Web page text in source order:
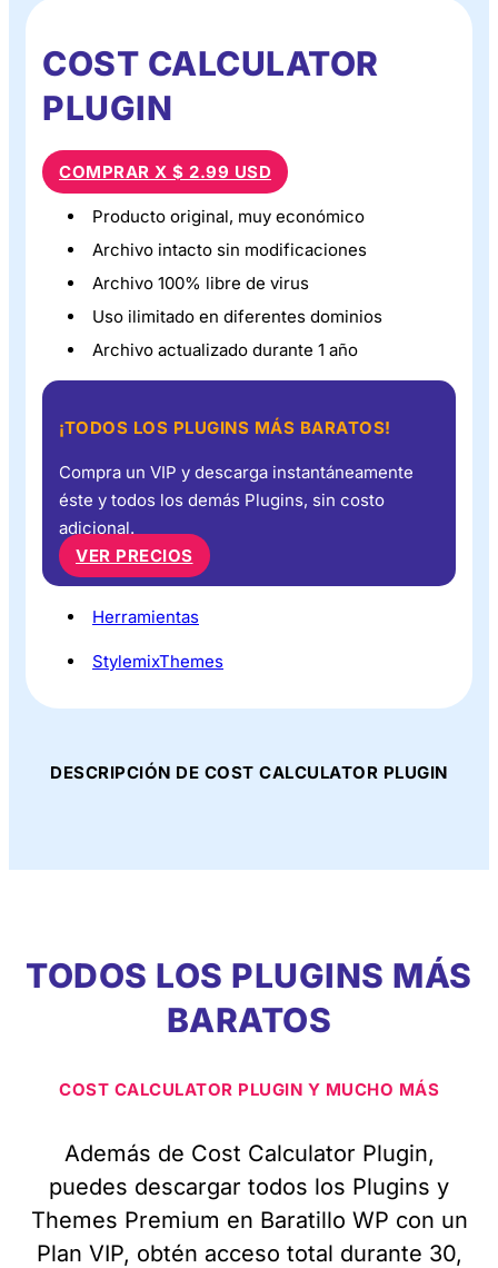
COST CALCULATOR
PLUGIN
COMPRAR X $ 2.99 USD
Producto original, muy económico
Archivo intacto sin modificaciones
Archivo 100% libre de virus
Uso ilimitado en diferentes dominios
Archivo actualizado durante 1 año
¡TODOS LOS PLUGINS MÁS BARATOS!
Compra un VIP y descarga instantáneamente
éste y todos los demás Plugins, sin costo
adicional.
VER PRECIOS
Herramientas
StylemixThemes
DESCRIPCIÓN DE COST CALCULATOR PLUGIN
TODOS LOS PLUGINS MÁS
BARATOS
COST CALCULATOR PLUGIN Y MUCHO MÁS
Además de Cost Calculator Plugin,
puedes descargar todos los Plugins y
Themes Premium en Baratillo WP con un
Plan VIP, obtén acceso total durante 30,